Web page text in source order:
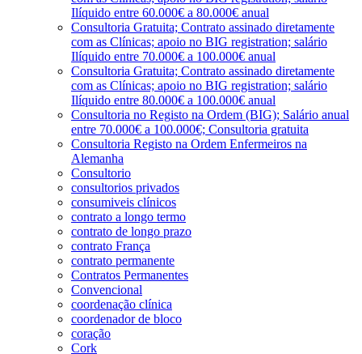
Ilíquido entre 60.000€ a 80.000€ anual
Consultoria Gratuita; Contrato assinado diretamente
com as Clínicas; apoio no BIG registration; salário
Ilíquido entre 70.000€ a 100.000€ anual
Consultoria Gratuita; Contrato assinado diretamente
com as Clínicas; apoio no BIG registration; salário
Ilíquido entre 80.000€ a 100.000€ anual
Consultoria no Registo na Ordem (BIG); Salário anual
entre 70.000€ a 100.000€; Consultoria gratuita
Consultoria Registo na Ordem Enfermeiros na
Alemanha
Consultorio
consultorios privados
consumiveis clínicos
contrato a longo termo
contrato de longo prazo
contrato França
contrato permanente
Contratos Permanentes
Convencional
coordenação clínica
coordenador de bloco
coração
Cork